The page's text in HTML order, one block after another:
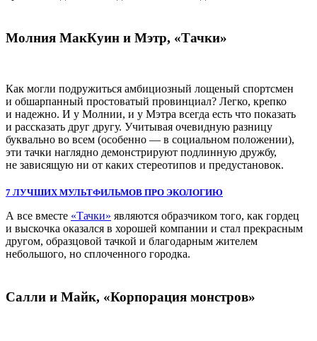
Молния МакКуин и Мэтр, «Тачки»
Как могли подружиться амбициозный лощеный спортсмен
и обшарпанный простоватый провинциал? Легко, крепко
и надежно. И у Молнии, и у Мэтра всегда есть что показать
и рассказать друг другу. Учитывая очевидную разницу
буквально во всем (особенно — в социальном положении),
эти тачки наглядно демонстрируют подлинную дружбу,
не зависящую ни от каких стереотипов и предустановок.
7 ЛУЧШИХ МУЛЬТФИЛЬМОВ ПРО ЭКОЛОГИЮ
А все вместе «Тачки» являются образчиком того, как гордец
и выскочка оказался в хорошей компании и стал прекрасным
другом, образцовой тачкой и благодарным жителем
небольшого, но сплоченного городка.
Салли и Майк, «Корпорация монстров»